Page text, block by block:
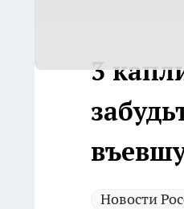
3
Новости